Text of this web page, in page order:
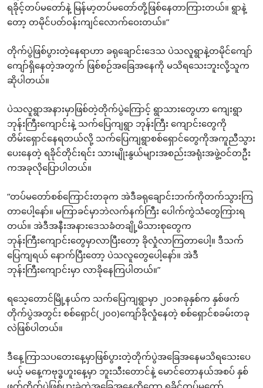
ရခိုင့်တပ်မတော်နဲ့ မြန်မာ့တပ်မတော်တို့ဖြစ်နေတာကြားတယ်။ ရွာနဲ့
တော့ တမိုင်ပတ်ဝန်းကျင်လောက်ဝေးတယ်။”
တိုက်ပွဲဖြစ်ပွားတဲ့နေရာဟာ ခရုချောင်းဒေသ ပဲသလူရွာနဲ့တမိုင်ကျော်
ကျော်ရှိနေတဲ့အတွက် ဖြစ်စဉ်အခြေအနေကို မသိရသေးဘူးလို့သူက
ဆိုပါတယ်။
ပဲသလူရွာအနားမှာဖြစ်တဲ့တိုက်ပွဲကြောင့် ရွာသားတွေဟာ ကျေးရွာ
ဘုန်းကြီးကျောင်းနဲ့ သက်ပြေကျရွာ ဘုန်းကြီး ကျောင်းတွေကို
တိမ်းရှောင်နေရတယ်လို့ သက်ပြေကျရွာစစ်ရှောင်တွေကိုအကူညီသွား
ပေးနေတဲ့ ရခိုင်တိုင်းရင်း သားမျိုးနွယ်များအစည်းအရုံးအဖွဲ့ဝင်တဦး
ကအခုလိုပြောပါတယ်။
“တပ်မတော်စစ်ကြောင်းတခုက အဲဒီခရုချောင်းဘက်ကိုတက်သွားကြ
တာပေါ့နော်။ မကြာခင်မှာဘဲလက်နက်ကြီး ပေါက်ကွဲသံတွေကြားရ
တယ်။ အဲဒီအနီးအနားဒေသခံတချို့မိသားစုတွေက
ဘုန်းကြီးကျောင်းတွေမှာလာပြီးတော့ ခိုလှုံလာကြတာပေါ့။ ဒီသက်
ပြေကျရယ် နောက်ပြီးတော့ ပဲသလူတွေပေါ့နော်။ အဲဒီ
ဘုန်းကြီးကျောင်းမှာ လာခိုနေကြပါတယ်။”
ရသေ့တောင်မြို့နယ်က သက်ပြေကျရွာမှာ ၂၀၁၈ခုနှစ်က နှစ်ဖက်
တိုက်ပွဲအတွင်း စစ်ရှောင်(၂၀၀)ကျော်ခိုလှုံနေတဲ့ စစ်ရှောင်စခမ်းတခု
လဲဖြစ်ပါတယ်။
ဒီနေ့ကြာသပတေးနေ့မှာဖြစ်ပွားတဲ့တိုက်ပွဲအခြေအနေမသိရသေးပေ
မယ့် မနေ့ကဗုဒ္ဓဟူးနေ့မှာ ဘူးသီးတောင်နဲ့ မောင်တောနယ်အစပ် နှစ်
ဖက်တိုက်ပွဲဖြစ်ပွားခဲ့တဲ့အခြေအနေကိုတော့ ရခိုင်တပ်မတော်